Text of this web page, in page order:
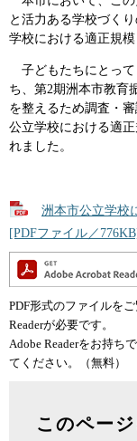
と活力ある学校づく
学校における適正規
子どもたちにとって
ち、第2期洲本市教育
を整えるため調査・
公立学校における適
れました。
洲本市公立学校
[PDFファイル／
PDF形式のファイルを
Readerが必要です。
Adobe Readerをお持ち
てください。（無料）
このペー